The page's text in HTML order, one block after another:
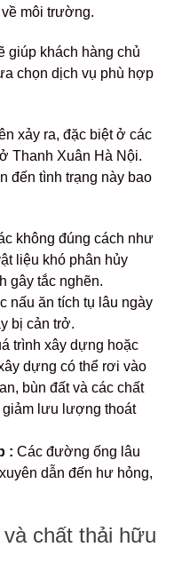
môi trường.
giúp khách hàng chủ
chọn dịch vụ phù hợp
xảy ra, đặc biệt ở các
Thanh Xuân Hà Nội.
đến tình trạng này bao
không đúng cách như
liệu khó phân hủy
gây tắc nghẽn.
nấu ăn tích tụ lâu ngày
bị cản trở.
trình xây dựng hoặc
dựng có thể rơi vào
bùn đất và các chất
giảm lưu lượng thoát
: Các đường ống lâu
dẫn đến hư hỏng,
chất thải hữu